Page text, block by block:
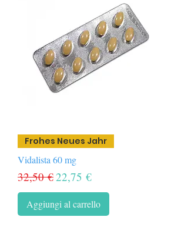
Frohes Neues Jahr
Vidalista 60 mg
Prezzo regolare
32,50 €Prezzo scontato
22,75 €
Aggiungi al carrello